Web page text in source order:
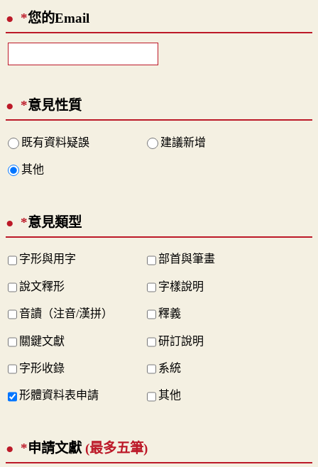
*您的Email
*意見性質
既有資料疑誤 建議新增
其他
*意見類型
字形與用字 部首與筆畫
說文釋形 字樣說明
音讀（注音/漢拼） 釋義
關鍵文獻 研訂說明
字形收錄 系統
形體資料表申請 其他
*申請文獻 (最多五筆)